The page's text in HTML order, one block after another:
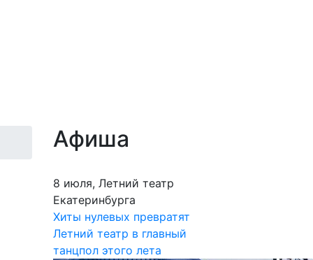
Афиша
8 июля, Летний театр
Екатеринбурга
Хиты нулевых превратят
Летний театр в главный
танцпол этого лета